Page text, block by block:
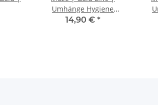
Umhänge Hygiene
Mundstück | Schwarz
14,90 € *